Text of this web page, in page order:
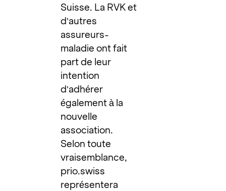
Suisse. La RVK et
d’autres
assureurs-
maladie ont fait
part de leur
intention
d’adhérer
également à la
nouvelle
association.
Selon toute
vraisemblance,
prio.swiss
représentera